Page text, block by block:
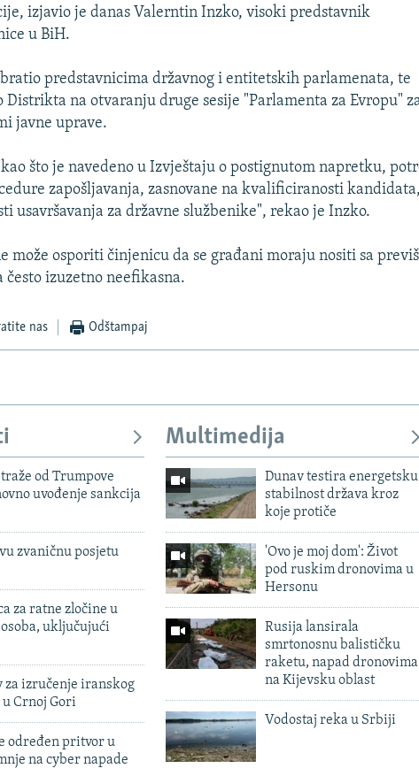
izjavio je danas Valerntin Inzko, visoki predstavnik
u BiH.
predstavnicima državnog i entitetskih parlamenata, te
Distrikta na otvaranju druge sesije "Parlamenta za Evropu"
javne uprave.
što je navedeno u Izvještaju o postignutom napretku,
zapošljavanja, zasnovane na kvalificiranosti
usavršavanja za državne službenike", rekao je Inzko.
može osporiti činjenicu da se građani moraju nositi sa
izuzetno neefikasna.
nas Odštampaj
od Trumpove
uvođenje sankcija
zvaničnu posjetu
za ratne zločine u
uključujući
za izručenje iranskog
Crnoj Gori
određen pritvor u
na cyber napade
Multimedija
Dunav testira energetsku
stabilnost država kroz
koje protiče
'Ovo je moj dom': Život
pod ruskim dronovima u
Hersonu
Rusija lansirala
smrtonosnu balističku
raketu, napad dronovima
na Kijevsku oblast
Vodostaj reka u Srbiji